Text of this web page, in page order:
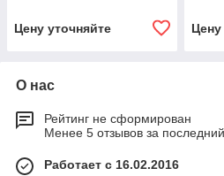
Цену уточняйте Цену
О нас
Рейтинг не сформирован
Менее 5 отзывов за
Работает с 16.02.2016